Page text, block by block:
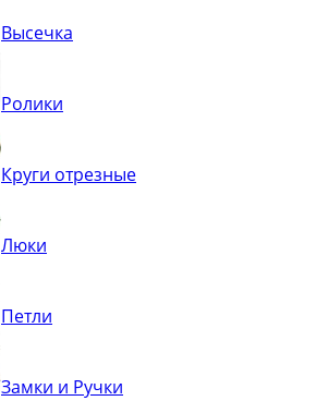
Высечка
Ролики
Круги отрезные
Люки
Петли
Замки и Ручки